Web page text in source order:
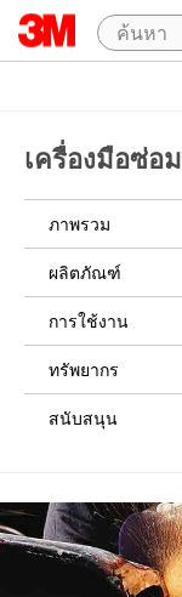
เครื่องมือซ่อ
ภาพรวม
ผลิตภัณฑ์
การใช้งาน
ทรัพยากร
สนับสนุน